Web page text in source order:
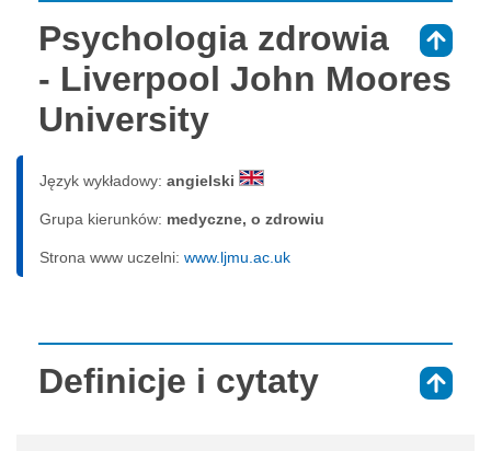
Psychologia zdrowia
- Liverpool John Moores
University
Język wykładowy: angielski
Grupa kierunków: medyczne, o zdrowiu
Strona www uczelni: www.ljmu.ac.uk
Definicje i cytaty